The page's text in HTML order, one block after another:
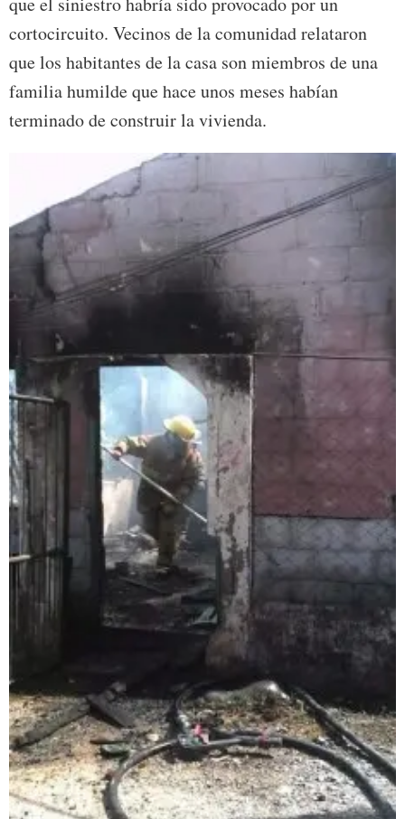
cortocircuito. Vecinos de la comunidad relataron
que los habitantes de la casa son miembros de una
familia humilde que hace unos meses habían
terminado de construir la vivienda.